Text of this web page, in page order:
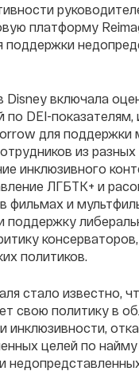
платформу
поддержки
Disney включала
по DEI-показателям,
для поддержки
из
инклюзивного
ЛГБТК+ и
фильмах и
поддержку
политиков.
стало известно,
свою политику в
инклюзивности,
целей по